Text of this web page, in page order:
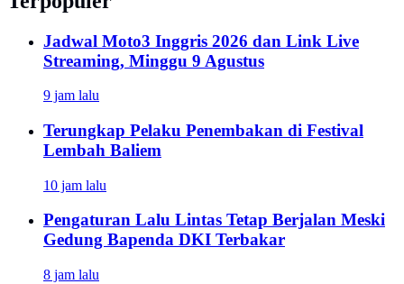
Jadwal Moto3 Inggris 2026 dan Link Live
Streaming, Minggu 9 Agustus
9 jam lalu
Terungkap Pelaku Penembakan di Festival
Lembah Baliem
10 jam lalu
Pengaturan Lalu Lintas Tetap Berjalan Meski
Gedung Bapenda DKI Terbakar
8 jam lalu